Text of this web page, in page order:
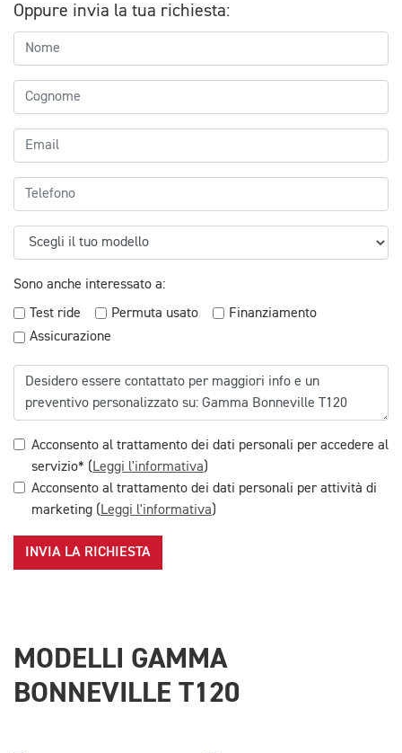
Oppure invia la tua richiesta:
Sono anche interessato a:
Test ride
Permuta usato
Finanziamento
Assicurazione
Acconsento al trattamento dei dati personali per accedere al
servizio* (Leggi l'informativa)
Acconsento al trattamento dei dati personali per attività di
marketing (Leggi l'informativa)
INVIA LA RICHIESTA
MODELLI GAMMA
BONNEVILLE T120